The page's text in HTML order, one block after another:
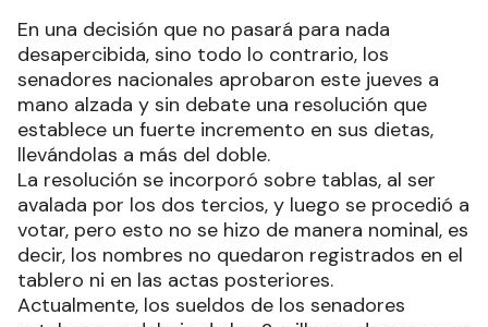
En una decisión que no pasará para nada
desapercibida, sino todo lo contrario, los
senadores nacionales aprobaron este jueves a
mano alzada y sin debate una resolución que
establece un fuerte incremento en sus dietas,
llevándolas a más del doble.
La resolución se incorporó sobre tablas, al ser
avalada por los dos tercios, y luego se procedió a
votar, pero esto no se hizo de manera nominal, es
decir, los nombres no quedaron registrados en el
tablero ni en las actas posteriores.
Actualmente, los sueldos de los senadores